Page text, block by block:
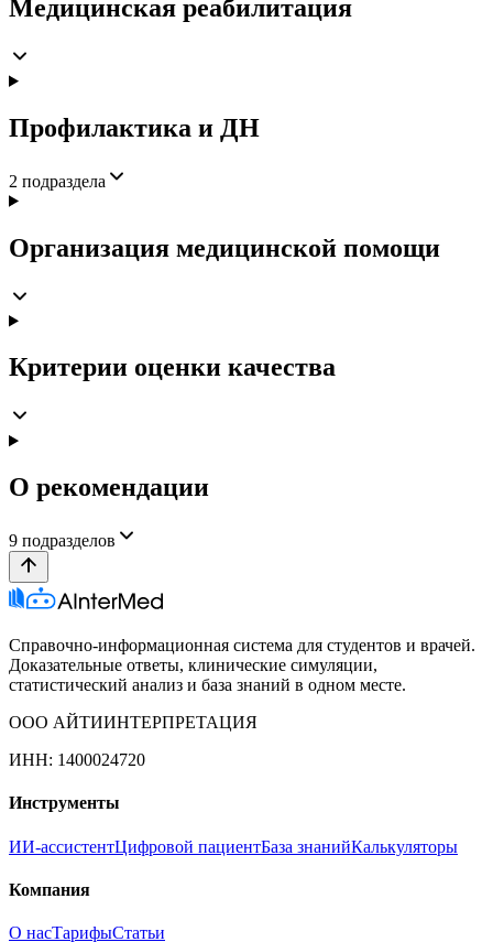
Медицинская реабилитация
Профилактика и ДН
2 подраздела
Организация медицинской помощи
Критерии оценки качества
О рекомендации
9 подразделов
Справочно-информационная система для студентов и врачей.
Доказательные ответы, клинические симуляции,
статистический анализ и база знаний в одном месте.
ООО АЙТИИНТЕРПРЕТАЦИЯ
ИНН: 1400024720
Инструменты
ИИ-ассистентЦифровой пациентБаза знанийКалькуляторы
Компания
О насТарифыСтатьи